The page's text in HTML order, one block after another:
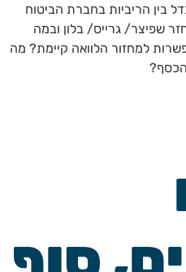
בין הריביות בחברת הביטוח
שפיצר/ גרייס/ בלון ובמה
למחזור הלוואה קיימת? מה
הכסף?